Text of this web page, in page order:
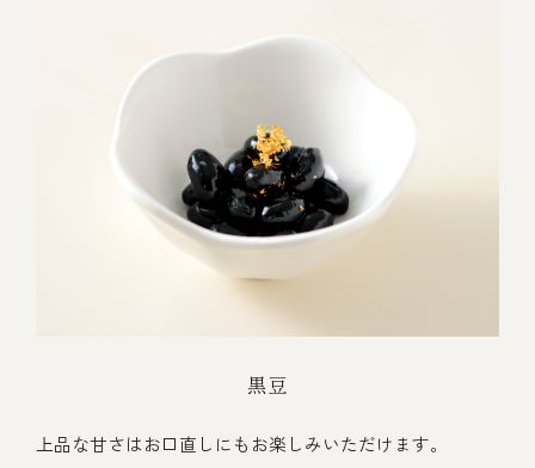
黒豆
上品な甘さはお口直しにもお楽しみいただけます。